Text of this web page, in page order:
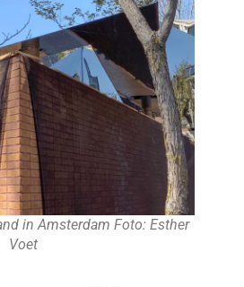
in Amsterdam Foto: Esther
Voet